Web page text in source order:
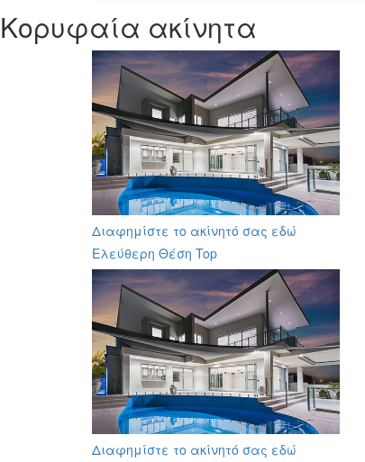
Κορυφαία ακίνητα
Διαφημίστε το ακίνητό σας εδώ
Ελεύθερη Θέση Top
Διαφημίστε το ακίνητό σας εδώ